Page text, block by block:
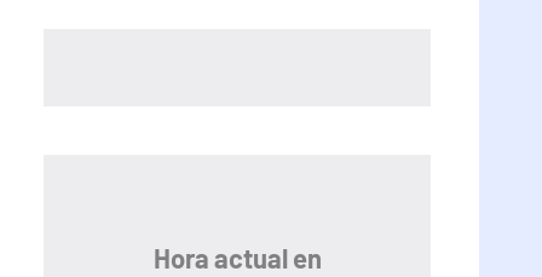
Hora actual en